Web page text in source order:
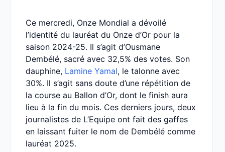
Ce mercredi, Onze Mondial a dévoilé
l’identité du lauréat du Onze d’Or pour la
saison 2024-25. Il s’agit d’Ousmane
Dembélé, sacré avec 32,5% des votes. Son
dauphine, Lamine Yamal, le talonne avec
30%. Il s’agit sans doute d’une répétition de
la course au Ballon d’Or, dont le finish aura
lieu à la fin du mois. Ces derniers jours, deux
journalistes de L’Equipe ont fait des gaffes
en laissant fuiter le nom de Dembélé comme
lauréat 2025.